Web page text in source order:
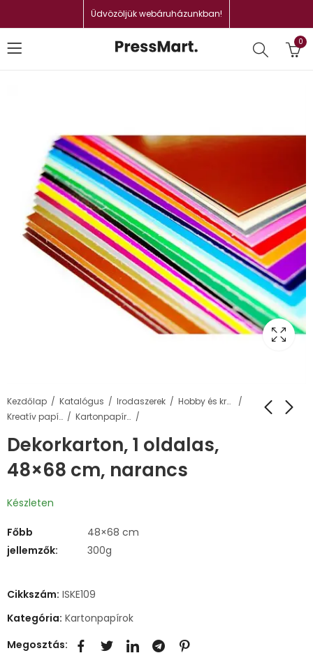
Üdvözöljük webáruházunkban!
0
Kezdőlap Katalógus Irodaszerek
Hobby és kreatív termékek
Kreatív papírok
Kartonpapírok
Dekorkarton, 1 oldalas,
48×68 cm, narancs
Készleten
Főbb
jellemzők:
48×68 cm
300g
Cikkszám: ISKE109
Kategória: Kartonpapírok
Megosztás: